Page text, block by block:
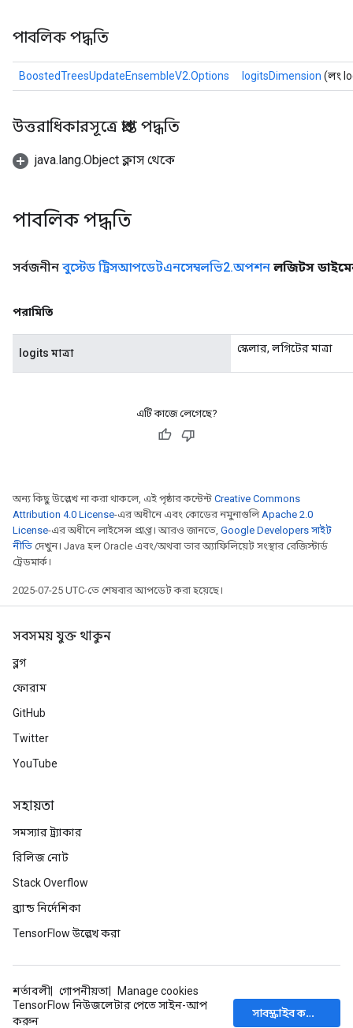
পাবলিক পদ্ধতি
BoostedTreesUpdateEnsembleV2.Options logitsDimension (লং
উত্তরাধিকারসূত্রে প্রাপ্ত পদ্ধতি
java.lang.Object ক্লাস থেকে
পাবলিক পদ্ধতি
সর্বজনীন বুস্টেড ট্রিসআপডেটএনসেম্বলভি2.অপশন লজিটস
পরামিতি
logits মাত্রা স্কেলার, লগিটের মাত্রা
এটি কাজে লেগেছে?
অন্য কিছু উল্লেখ না করা থাকলে, এই পৃষ্ঠার কন্টেন্ট Creative Commons
Attribution 4.0 License-এর অধীনে এবং কোডের নমুনাগুলি Apache 2.0
License-এর অধীনে লাইসেন্স প্রাপ্ত। আরও জানতে, Google Developers সাইট
নীতি দেখুন। Java হল Oracle এবং/অথবা তার অ্যাফিলিয়েট সংস্থার রেজিস্টার্ড
ট্রেডমার্ক।
2025-07-25 UTC-তে শেষবার আপডেট করা হয়েছে।
সবসময় যুক্ত থাকুন
ব্লগ
ফোরাম
GitHub
Twitter
YouTube
সহায়তা
সমস্যার ট্র্যাকার
রিলিজ নোট
Stack Overflow
ব্র্যান্ড নির্দেশিকা
TensorFlow উল্লেখ করা
শর্তাবলী গোপনীয়তা
Manage cookies
TensorFlow নিউজলেটার পেতে সাইন-আপ
করুন
সাবস্ক্রাইব করুন